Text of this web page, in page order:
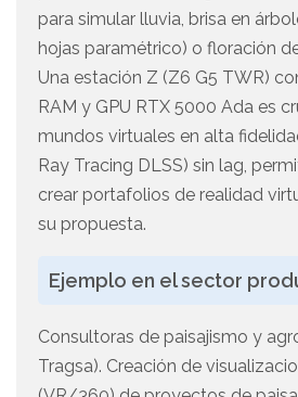
para simular lluvia, brisa en
hojas paramétrico) o floración
Una estación Z (Z6 G5 TWR)
RAM y GPU RTX 5000 Ada es
mundos virtuales en alta
Ray Tracing DLSS) sin lag,
crear portafolios de realidad
su propuesta.
Ejemplo en el sector
Consultoras de paisajismo y
Tragsa). Creación de